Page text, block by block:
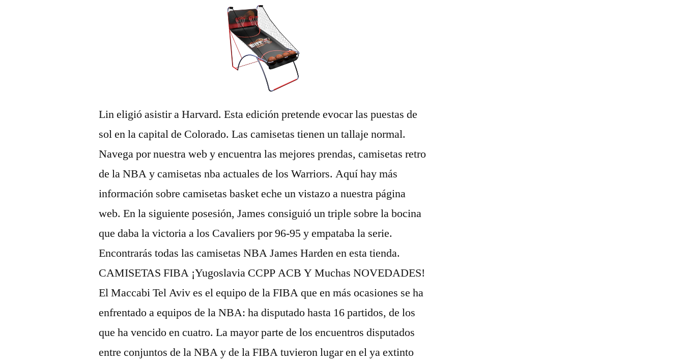
Lin eligió asistir a Harvard. Esta edición pretende evocar las puestas de
sol en la capital de Colorado. Las camisetas tienen un tallaje normal.
Navega por nuestra web y encuentra las mejores prendas, camisetas retro
de la NBA y camisetas nba actuales de los Warriors. Aquí hay más
información sobre camisetas basket eche un vistazo a nuestra página
web. En la siguiente posesión, James consiguió un triple sobre la bocina
que daba la victoria a los Cavaliers por 96-95 y empataba la serie.
Encontrarás todas las camisetas NBA James Harden en esta tienda.
CAMISETAS FIBA ¡Yugoslavia CCPP ACB Y Muchas NOVEDADES!
El Maccabi Tel Aviv es el equipo de la FIBA que en más ocasiones se ha
enfrentado a equipos de la NBA: ha disputado hasta 16 partidos, de los
que ha vencido en cuatro. La mayor parte de los encuentros disputados
entre conjuntos de la NBA y de la FIBA tuvieron lugar en el ya extinto